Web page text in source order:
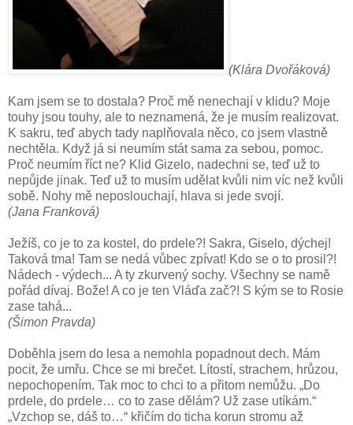
(Klára Dvořáková)
Kam jsem se to dostala? Proč mě nenechají v klidu? Moje
touhy jsou touhy, ale to neznamená, že je musím realizovat.
K sakru, teď abych tady naplňovala něco, co jsem vlastně
nechtěla. Když já si neumím stát sama za sebou, pomoc.
Proč neumím říct ne? Klid Gizelo, nadechni se, teď už to
nepůjde jinak. Teď už to musím udělat kvůli nim víc než kvůli
sobě. Nohy mě neposlouchají, hlava si jede svojí.
(Jana Franková)
Ježíš, co je to za kostel, do prdele?! Sakra, Giselo, dýchej!
Taková tma! Tam se nedá vůbec zpívat! Kdo se o to prosil?!
Nádech - výdech... A ty zkurvený sochy. Všechny se namě
pořád dívaj. Bože! A co je ten Vláďa zač?! S kým se to Rosie
zase tahá...
(Šimon Pravda)
Doběhla jsem do lesa a nemohla popadnout dech. Mám
pocit, že umřu. Chce se mi brečet. Lítostí, strachem, hrůzou,
nepochopením. Tak moc to chci to a přitom nemůžu. „Do
prdele, do prdele… co to zase dělám? Už zase utíkám.“
„Vzchop se, dáš to…“ křičím do ticha korun stromu až